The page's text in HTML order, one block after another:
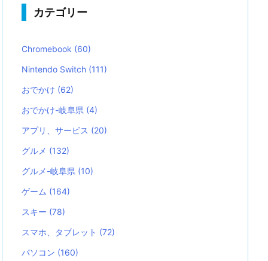
カテゴリー
Chromebook (60)
Nintendo Switch (111)
おでかけ (62)
おでかけ-岐阜県 (4)
アプリ、サービス (20)
グルメ (132)
グルメ-岐阜県 (10)
ゲーム (164)
スキー (78)
スマホ、タブレット (72)
パソコン (160)